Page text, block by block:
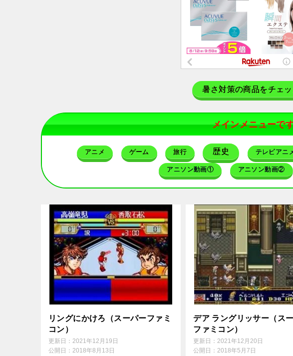
暑さ対策の商品をチェッ
メインメニューで
アニメ ゲーム 旅行 歴史 テレビアニ
アニソン動画① アニソン動画②
リングにかけろ（スーパーファミ
コン）
更新日： 2021年12月19日
公開日： 2018年8月13日
デア ラングリッサー（ス
ファミコン）
更新日： 2021年12月20日
公開日： 2018年5月7日